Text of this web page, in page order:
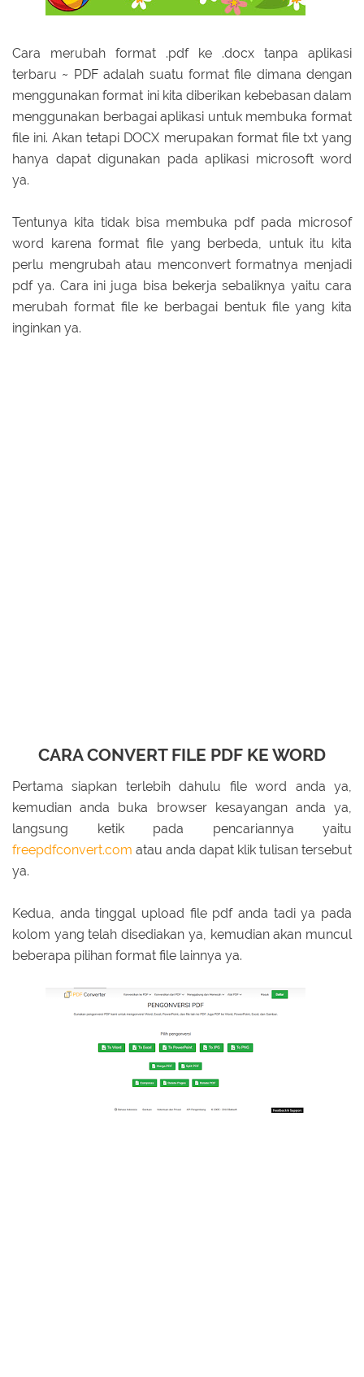
Cara merubah format .pdf ke .docx tanpa aplikasi
terbaru ~ PDF adalah suatu format file dimana dengan
menggunakan format ini kita diberikan kebebasan dalam
menggunakan berbagai aplikasi untuk membuka format
file ini. Akan tetapi DOCX merupakan format file txt yang
hanya dapat digunakan pada aplikasi microsoft word
ya.
Tentunya kita tidak bisa membuka pdf pada microsof
word karena format file yang berbeda, untuk itu kita
perlu mengrubah atau menconvert formatnya menjadi
pdf ya. Cara ini juga bisa bekerja sebaliknya yaitu cara
merubah format file ke berbagai bentuk file yang kita
inginkan ya.
CARA CONVERT FILE PDF KE WORD
Pertama siapkan terlebih dahulu file word anda ya,
kemudian anda buka browser kesayangan anda ya,
langsung ketik pada pencariannya yaitu
freepdfconvert.com atau anda dapat klik tulisan tersebut
ya.
Kedua, anda tinggal upload file pdf anda tadi ya pada
kolom yang telah disediakan ya, kemudian akan muncul
beberapa pilihan format file lainnya ya.